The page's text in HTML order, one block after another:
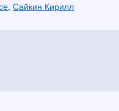
Сайкин Кирилл